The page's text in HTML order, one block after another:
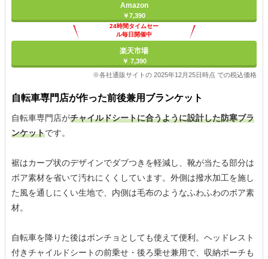
Amazon
￥7,390
24時間タイムセー
ル毎日開催中
楽天市場
￥ 7,390
※各社通販サイトの 2025年12月25日時点 での税込価格
自転車専門店が作った前後兼用ブランケット
自転車専門店がチャイルドシートに合うように設計した防寒ブラ
ンケットです。
裾はカーブ状のデザインでダブつきを軽減し、靴が当たる部分は
ボア素材を省いて汚れにくくしています。外側は撥水加工を施し
た風を通しにくい生地で、内側は毛布のようなふわふわのボア素
材。
自転車を降りた後はポンチョとしても使えて便利。ヘッドレスト
付きチャイルドシートの前乗せ・後ろ乗せ兼用で、収納ポーチも